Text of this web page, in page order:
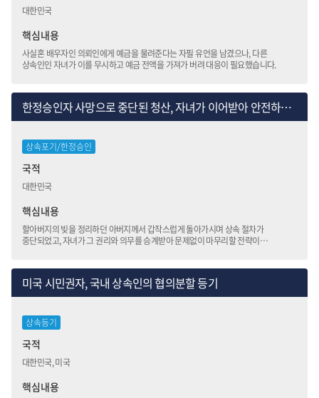
대한민국
핵심내용
사실혼 배우자인 의뢰인에게 예금을 물려준다는 자필 유언을 남겼으나, 다른
상속인인 자녀가 이를 무시하고 예금 전액을 가져가 버려 대응이 필요했습니다.
한정승인자 사망으로 중단된 청산, 자녀가 이어받아 안전하게 종결
상속포기/한정승인
국적
대한민국
핵심내용
할아버지의 빚을 정리하던 아버지께서 갑작스럽게 돌아가시며 상속 절차가
중단되었고, 자녀가 그 권리와 의무를 승계받아 문제없이 마무리할 전략이
미국 시민권자, 국내 상속인의 협의분할 등기
상속등기
국적
대한민국, 미국
핵심내용